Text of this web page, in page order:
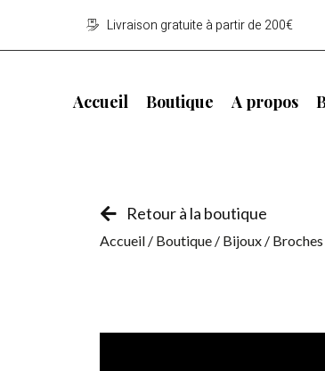
Livraison gratuite à partir de 200€
Accueil Boutique A propos
Retour à la boutique
Accueil / Boutique / Bijoux /